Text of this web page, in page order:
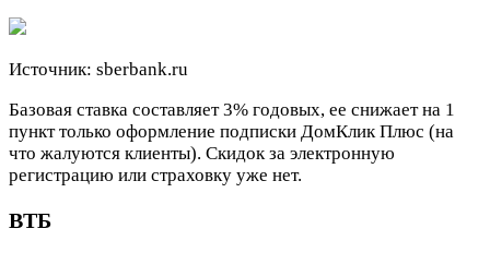
Источник: sberbank.ru
Базовая ставка составляет 3% годовых, ее снижает на 1
пункт только оформление подписки ДомКлик Плюс (на
что жалуются клиенты). Скидок за электронную
регистрацию или страховку уже нет.
ВТБ